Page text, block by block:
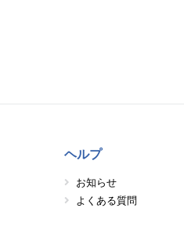
ヘルプ
お知らせ
よくある質問